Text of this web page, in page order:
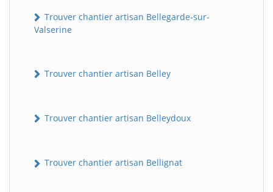
Trouver chantier artisan Bellegarde-sur-
Valserine
Trouver chantier artisan Belley
Trouver chantier artisan Belleydoux
Trouver chantier artisan Bellignat